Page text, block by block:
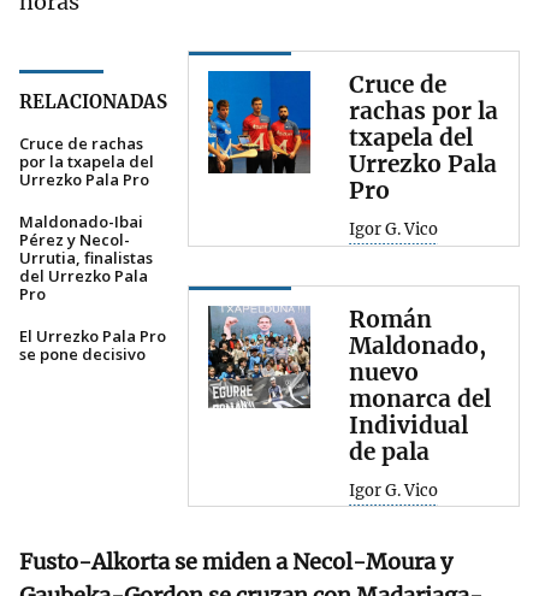
RELACIONADAS
Cruce de rachas
por la txapela del
Urrezko Pala Pro
Maldonado-Ibai
Pérez y Necol-
Urrutia, finalistas
del Urrezko Pala
Pro
El Urrezko Pala Pro
se pone decisivo
Cruce de
rachas por la
txapela del
Urrezko Pala
Pro
Igor G. Vico
Román
Maldonado,
nuevo
monarca del
Individual
de pala
Igor G. Vico
Fusto-Alkorta se miden a Necol-Moura y